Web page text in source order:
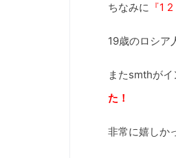
ちなみに 『1
19歳のロシア
またsmthがイ
た！
非常に嬉しか